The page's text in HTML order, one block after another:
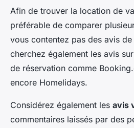
Afin de trouver la location de
préférable de comparer
vous contentez pas des avis de
cherchez également les avis
de réservation comme
encore Homelidays.
Considérez également les avis
commentaires laissés par des